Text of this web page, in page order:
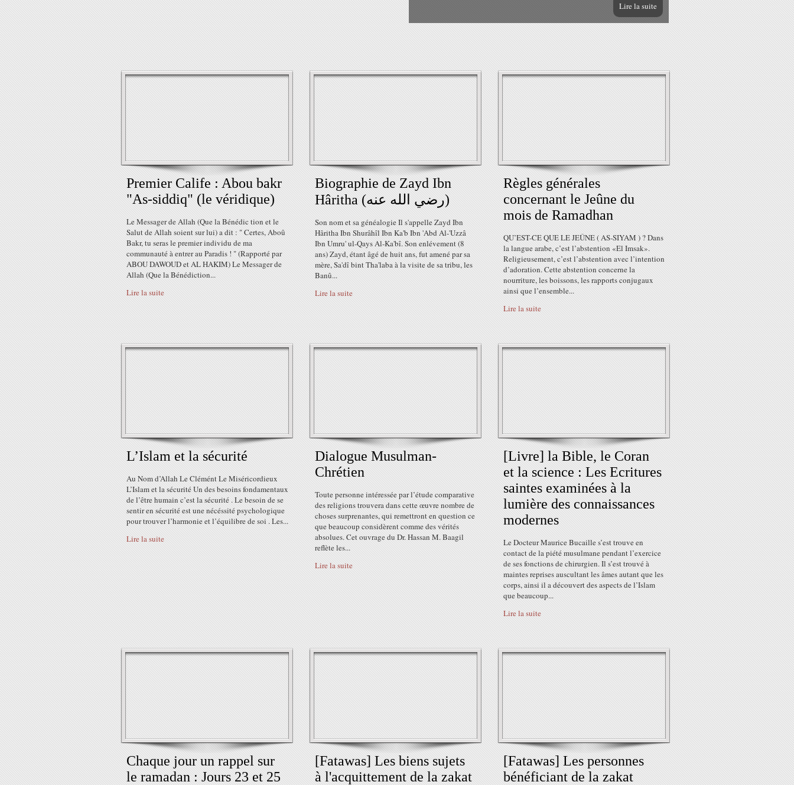
Lire la suite
Premier Calife : Abou bakr
"As-siddiq" (le véridique)
Le Messager de Allah (Que la Bénédic tion et le
Salut de Allah soient sur lui) a dit : " Certes, Aboû
Bakr, tu seras le premier individu de ma
communauté à entrer au Paradis ! " (Rapporté par
ABOU DAWOUD et AL HAKIM) Le Messager de
Allah (Que la Bénédiction...
Lire la suite
Biographie de Zayd Ibn
Hâritha (رضي الله عنه)
Son nom et sa généalogie Il s'appelle Zayd Ibn
Hâritha Ibn Shurâhîl Ibn Ka'b Ibn 'Abd Al-'Uzzâ
Ibn Umru' ul-Qays Al-Ka'bî. Son enlévement (8
ans) Zayd, étant âgé de huit ans, fut amené par sa
mère, Sa'dî bint Tha'laba à la visite de sa tribu, les
Banû...
Lire la suite
Règles générales
concernant le Jeûne du
mois de Ramadhan
QU’EST-CE QUE LE JEÛNE ( AS-SIYAM ) ? Dans
la langue arabe, c’est l’abstention «El Imsak».
Religieusement, c’est l’abstention avec l’intention
d’adoration. Cette abstention concerne la
nourriture, les boissons, les rapports conjugaux
ainsi que l’ensemble...
Lire la suite
L’Islam et la sécurité
Au Nom d’Allah Le Clémént Le Miséricordieux
L’Islam et la sécurité Un des besoins fondamentaux
de l’être humain c’est la sécurité . Le besoin de se
sentir en sécurité est une nécéssité psychologique
pour trouver l’harmonie et l’équilibre de soi . Les...
Lire la suite
Dialogue Musulman-
Chrétien
Toute personne intéressée par l’étude comparative
des religions trouvera dans cette œuvre nombre de
choses surprenantes, qui remettront en question ce
que beaucoup considèrent comme des vérités
absolues. Cet ouvrage du Dr. Hassan M. Baagil
reflète les...
Lire la suite
[Livre] la Bible, le Coran
et la science : Les Ecritures
saintes examinées à la
lumière des connaissances
modernes
Le Docteur Maurice Bucaille s’est trouve en
contact de la piété musulmane pendant l’exercice
de ses fonctions de chirurgien. Il s’est trouvé à
maintes reprises auscultant les âmes autant que les
corps, ainsi il a découvert des aspects de l’Islam
que beaucoup...
Lire la suite
Chaque jour un rappel sur
le ramadan : Jours 23 et 25
[Fatawas] Les biens sujets
à l'acquittement de la zakat
[Fatawas] Les personnes
bénéficiant de la zakat